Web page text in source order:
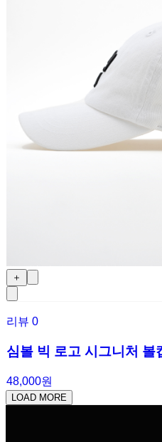
＋
리뷰 0
심볼 빅 로고 시그니처 볼
48,000원
LOAD MORE